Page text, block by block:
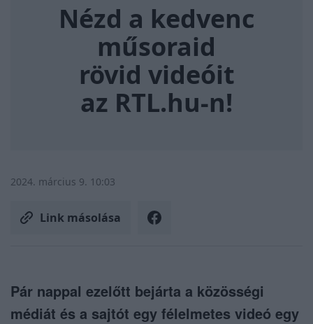
Nézd a kedvenc
műsoraid
rövid videóit
az RTL.hu-n!
2024. március 9. 10:03
Link másolása
Pár nappal ezelőtt bejárta a közösségi
médiát és a sajtót egy félelmetes videó egy